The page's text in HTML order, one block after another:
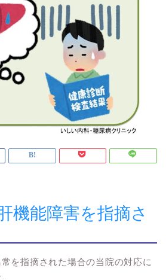
機能障害を指摘さ
を指摘された場合の当院の対応に